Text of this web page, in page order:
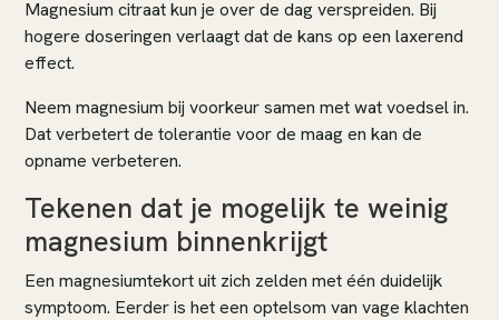
Magnesium citraat kun je over de dag verspreiden. Bij
hogere doseringen verlaagt dat de kans op een laxerend
effect.
Neem magnesium bij voorkeur samen met wat voedsel in.
Dat verbetert de tolerantie voor de maag en kan de
opname verbeteren.
Tekenen dat je mogelijk te weinig
magnesium binnenkrijgt
Een magnesiumtekort uit zich zelden met één duidelijk
symptoom. Eerder is het een optelsom van vage klachten